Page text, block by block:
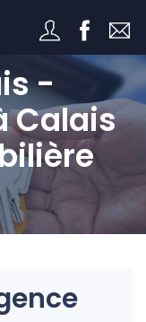
-
Calais